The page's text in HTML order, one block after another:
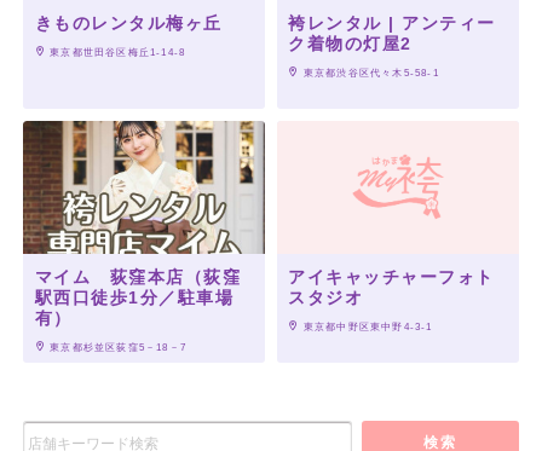
きものレンタル梅ヶ丘
東京都世田谷区梅丘1-14-8
袴レンタル | アンティー
ク着物の灯屋2
東京都渋谷区代々木5-58-1
マイム 荻窪本店（荻窪
駅西口徒歩1分／駐車場
有）
東京都杉並区荻窪5－18－7
アイキャッチャーフォト
スタジオ
東京都中野区東中野4‐3‐1
検索